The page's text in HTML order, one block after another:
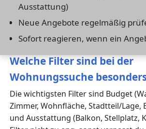
Ausstattung)
Neue Angebote regelmäßig
Sofort reagieren, wenn ein
Welche Filter sind bei der
Wohnungssuche
Die wichtigsten Filter sind Budget
Zimmer, Wohnfläche, Stadtteil/Lage,
und Ausstattung (Balkon, Stellplatz,